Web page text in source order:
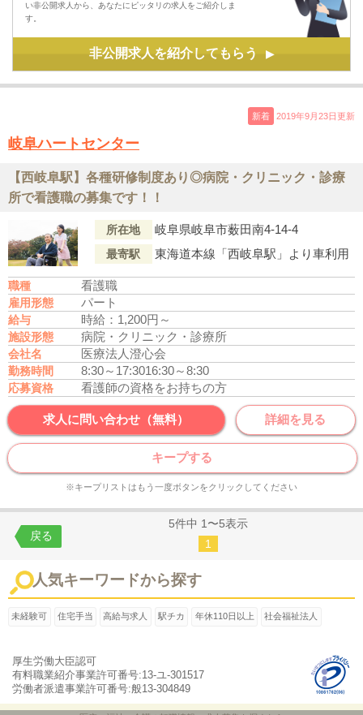
い非公開求人から、あなたにピッタリの求人をご紹介しま
す。
非公開求人を紹介してもらう ▶
新着 2019年9月23日更新
岐阜ハートセンター
【西岐阜駅】各種研修制度あり◎病院・クリニック・診療
所で看護職の募集です！！
所在地 岐阜県岐阜市薮田南4-14-4
最寄駅 東海道本線「西岐阜駅」より車利用
職種 看護職
雇用形態 パート
給与 時給：1,200円～
施設形態 病院・クリニック・診療所
会社名 医療法人澄心会
勤務時間 8:30～17:3016:30～8:30
応募資格 看護師の資格をお持ちの方
求人に問い合わせ（無料） 詳細を見る
キープする
※キープリストはもう一度ボタンをクリックしてください
5件中 1〜5表示
1
戻る
人気キーワードから探す
未経験可 住宅手当 高給与求人 駅チカ 年休110日以上 社会福祉法人
厚生労働大臣認可
有料職業紹介事業許可番号:13-ユ-301517
労働者派遣事業許可番号:般13-304849